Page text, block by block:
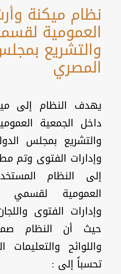
نظام ميكنة
العمومية
والتشريع
المصري
يهدف النظام إلى
داخل الجمعية
والتشريع بمجلس
وإدارات الفتوى وتم
إلى النظام
العمومية لقسمي
وإدارات الفتوى
حيث أن النظام
واللوائح
تحسباً إلى :